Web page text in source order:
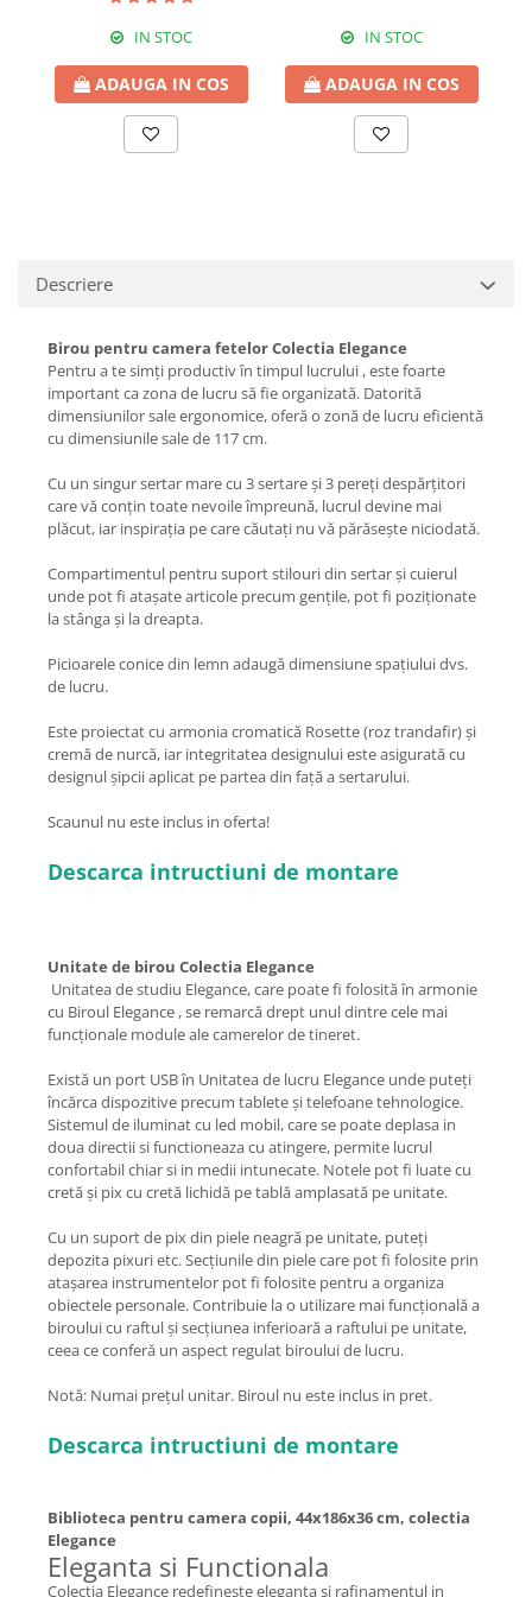
IN STOC
ADAUGA IN COS
IN STOC
ADAUGA IN COS
Descriere
Birou pentru camera fetelor Colectia Elegance
Pentru a te simți productiv în timpul lucrului , este foarte
important ca zona de lucru să fie organizată. Datorită
dimensiunilor sale ergonomice, oferă o zonă de lucru eficientă
cu dimensiunile sale de 117 cm.
Cu un singur sertar mare cu 3 sertare și 3 pereți despărțitori
care vă conțin toate nevoile împreună, lucrul devine mai
plăcut, iar inspirația pe care căutați nu vă părăsește niciodată.
Compartimentul pentru suport stilouri din sertar și cuierul
unde pot fi atașate articole precum gențile, pot fi poziționate
la stânga și la dreapta.
Picioarele conice din lemn adaugă dimensiune spațiului dvs.
de lucru.
Este proiectat cu armonia cromatică Rosette (roz trandafir) și
cremă de nurcă, iar integritatea designului este asigurată cu
designul șipcii aplicat pe partea din față a sertarului.
Scaunul nu este inclus in oferta!
Descarca intructiuni de montare
Unitate de birou Colectia Elegance
Unitatea de studiu Elegance, care poate fi folosită în armonie
cu Biroul Elegance , se remarcă drept unul dintre cele mai
funcționale module ale camerelor de tineret.
Există un port USB în Unitatea de lucru Elegance unde puteți
încărca dispozitive precum tablete și telefoane tehnologice.
Sistemul de iluminat cu led mobil, care se poate deplasa in
doua directii si functioneaza cu atingere, permite lucrul
confortabil chiar si in medii intunecate. Notele pot fi luate cu
cretă și pix cu cretă lichidă pe tablă amplasată pe unitate.
Cu un suport de pix din piele neagră pe unitate, puteți
depozita pixuri etc. Secțiunile din piele care pot fi folosite prin
atașarea instrumentelor pot fi folosite pentru a organiza
obiectele personale. Contribuie la o utilizare mai funcțională a
biroului cu raftul și secțiunea inferioară a raftului pe unitate,
ceea ce conferă un aspect regulat biroului de lucru.
Notă: Numai prețul unitar. Biroul nu este inclus in pret.
Descarca intructiuni de montare
Biblioteca pentru camera copii, 44x186x36 cm, colectia
Elegance
Eleganta si Functionala
Colectia Elegance redefineste eleganta si rafinamentul in